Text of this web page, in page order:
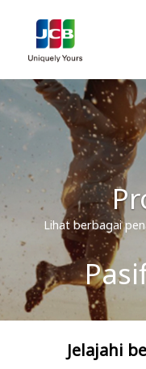
Lihat berbagai
Jelajahi